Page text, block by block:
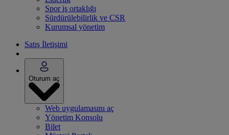
Spor iş ortaklığı
Sürdürülebilirlik ve CSR
Kurumsal yönetim
Satış İletişimi
Oturum aç
Web uygulamasını aç
Yönetim Konsolu
Bilet